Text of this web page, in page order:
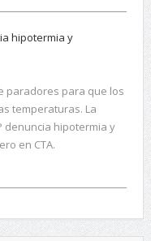
hipotermia y
paradores para que los
temperaturas. La
denuncia hipotermia y
en CTA.